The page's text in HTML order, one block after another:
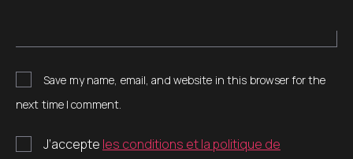
Save my name, email, and website in this browser for the
next time I comment.
J’accepte les conditions et la politique de